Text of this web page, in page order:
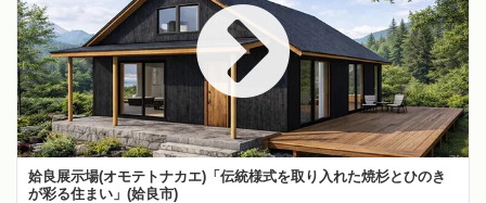
姶良展示場(オモテトナカエ)「伝統様式を取り入れた焼杉とひのき
が彩る住まい」(姶良市)